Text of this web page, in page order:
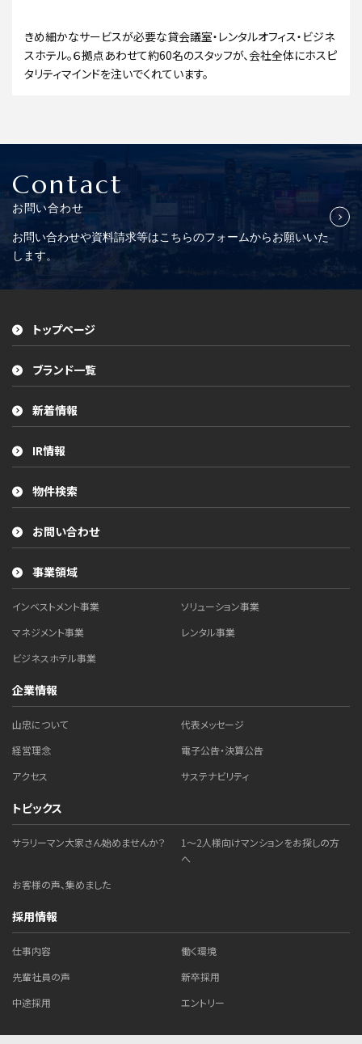
きめ細かなサービスが必要な貸会議室・レンタルオフィス・ビジネ
スホテル。６拠点あわせて約60名のスタッフが、会社全体にホスピ
タリティマインドを注いでくれています。
Contact
お問い合わせ
お問い合わせや資料請求等はこちらのフォームからお願いいた
します。
トップページ
ブランド一覧
新着情報
IR情報
物件検索
お問い合わせ
事業領域
インベストメント事業
ソリューション事業
マネジメント事業
レンタル事業
ビジネスホテル事業
企業情報
山忠について
代表メッセージ
経営理念
電子公告・決算公告
アクセス
サステナビリティ
トピックス
サラリーマン大家さん始めませんか？
1～2人様向けマンションをお探しの方
へ
お客様の声、集めました
採用情報
仕事内容
働く環境
先輩社員の声
新卒採用
中途採用
エントリー